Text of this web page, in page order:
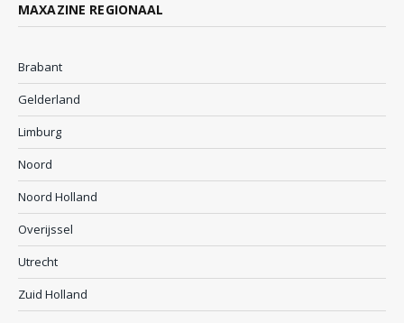
MAXAZINE REGIONAAL
Brabant
Gelderland
Limburg
Noord
Noord Holland
Overijssel
Utrecht
Zuid Holland